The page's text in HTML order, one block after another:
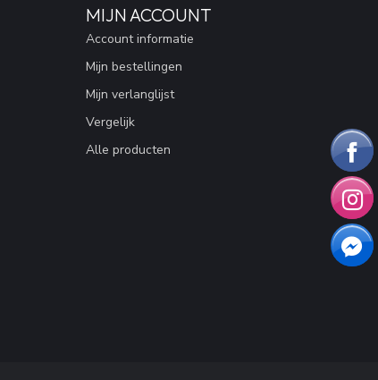
MIJN ACCOUNT
Account informatie
Mijn bestellingen
Mijn verlanglijst
Vergelijk
Alle producten